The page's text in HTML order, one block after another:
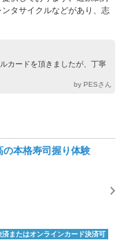
タサイクルなどがあり、志
カードを頂きましたが、丁寧
by PESさん
本格寿司握り体験
済またはオンラインカード決済可